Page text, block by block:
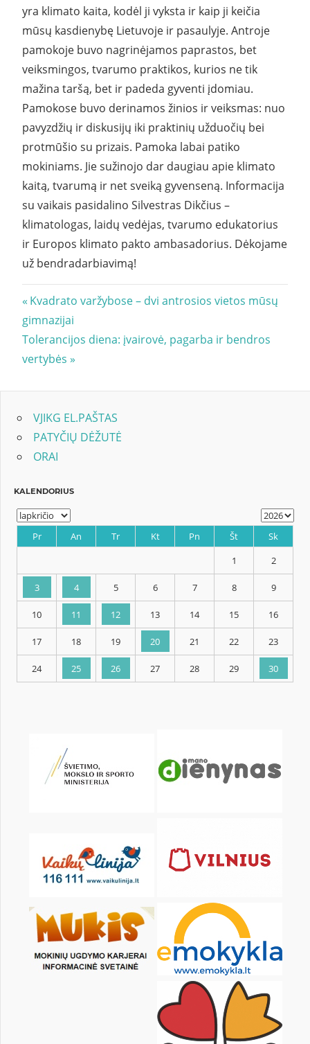
yra klimato kaita, kodėl ji vyksta ir kaip ji keičia
mūsų kasdienybę Lietuvoje ir pasaulyje. Antroje
pamokoje buvo nagrinėjamos paprastos, bet
veiksmingos, tvarumo praktikos, kurios ne tik
mažina taršą, bet ir padeda gyventi įdomiau.
Pamokose buvo derinamos žinios ir veiksmas: nuo
pavyzdžių ir diskusijų iki praktinių užduočių bei
protmūšio su prizais. Pamoka labai patiko
mokiniams. Jie sužinojo dar daugiau apie klimato
kaitą, tvarumą ir net sveiką gyvenseną. Informacija
su vaikais pasidalino Silvestras Dikčius –
klimatologas, laidų vedėjas, tvarumo edukatorius
ir Europos klimato pakto ambasadorius. Dėkojame
už bendradarbiavimą!
Navigacija
tarp
įrašų
Previous
Post:
Kvadrato varžybose – dvi antrosios vietos mūsų
gimnazijai
Next
Post:
Tolerancijos diena: įvairovė, pagarba ir bendros
vertybės
VJIKG EL.PAŠTAS
PATYČIŲ DĖŽUTĖ
ORAI
Pr
3 4 7
10 11 13 14
27 28